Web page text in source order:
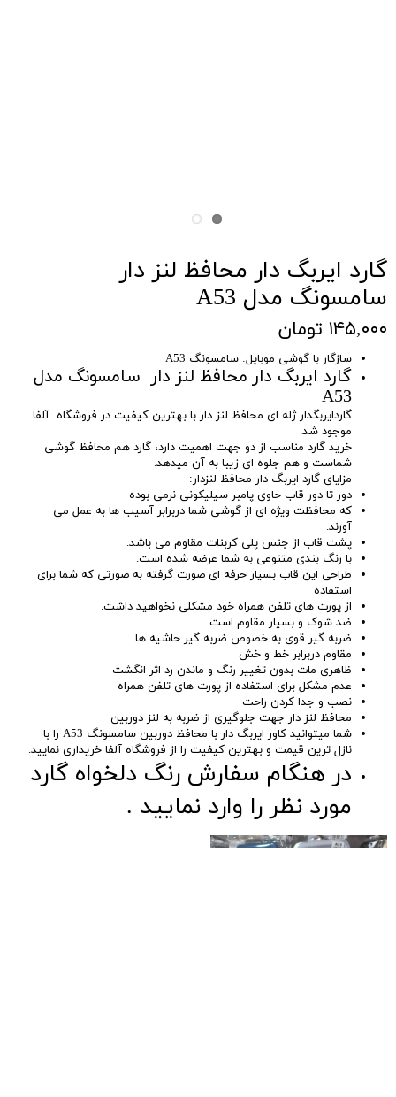
گارد ایربگ دار محافظ لنز دار
سامسونگ مدل A53
۱۴۵,۰۰۰ تومان
سازگار با گوشی موبایل: سامسونگ A53
گارد ایربگ دار محافظ لنز دار سامسونگ مدل
A53
گاردایربگدار ژله ای محافظ لنز دار با بهترین کیفیت در فروشگاه آلفا
موجود شد.
خرید گارد مناسب از دو جهت اهمیت دارد، گارد هم محافظ گوشی
شماست و هم جلوه ای زیبا به آن میدهد.
مزایای گارد ایربگ دار محافظ لنزدار:
دور تا دور قاب حاوی پامبر سیلیکونی نرمی بوده
که محافظت ویژه ای از گوشی شما دربرابر آسیب ها به عمل می
آورند.
پشت قاب از جنس پلی کربنات مقاوم می باشد.
با رنگ بندی متنوعی به شما عرضه شده است.
طراحی این قاب بسیار حرفه ای صورت گرفته به صورتی که شما برای
استفاده
از پورت های تلفن همراه خود مشکلی نخواهید داشت.
ضد شوک و بسیار مقاوم است.
ضربه گیر قوی به خصوص ضربه گیر حاشیه ها
مقاوم دربرابر خط و خش
ظاهری مات بدون تغییر رنگ و ماندن رد اثر انگشت
عدم مشکل برای استفاده از پورت های تلفن همراه
نصب و جدا کردن راحت
محافظ لنز دار جهت جلوگیری از ضربه به لنز دوربین
شما میتوانید کاور ایربگ دار با محافظ دوربین سامسونگ A53 را با
نازل ترین قیمت و بهترین کیفیت را از فروشگاه آلفا خریداری نمایید.
در هنگام سفارش رنگ دلخواه گارد
مورد نظر را وارد نمایید .